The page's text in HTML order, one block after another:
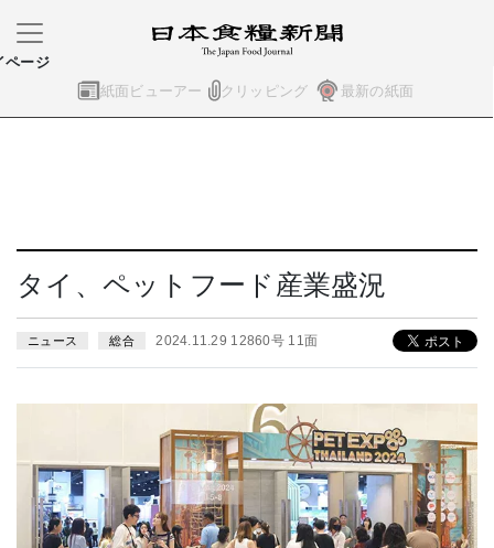
紙面ビューアー クリッピング 最新の紙面
ページ
タイ、ペットフード産業盛況
ニュース 総合 2024.11.29 12860号 11面